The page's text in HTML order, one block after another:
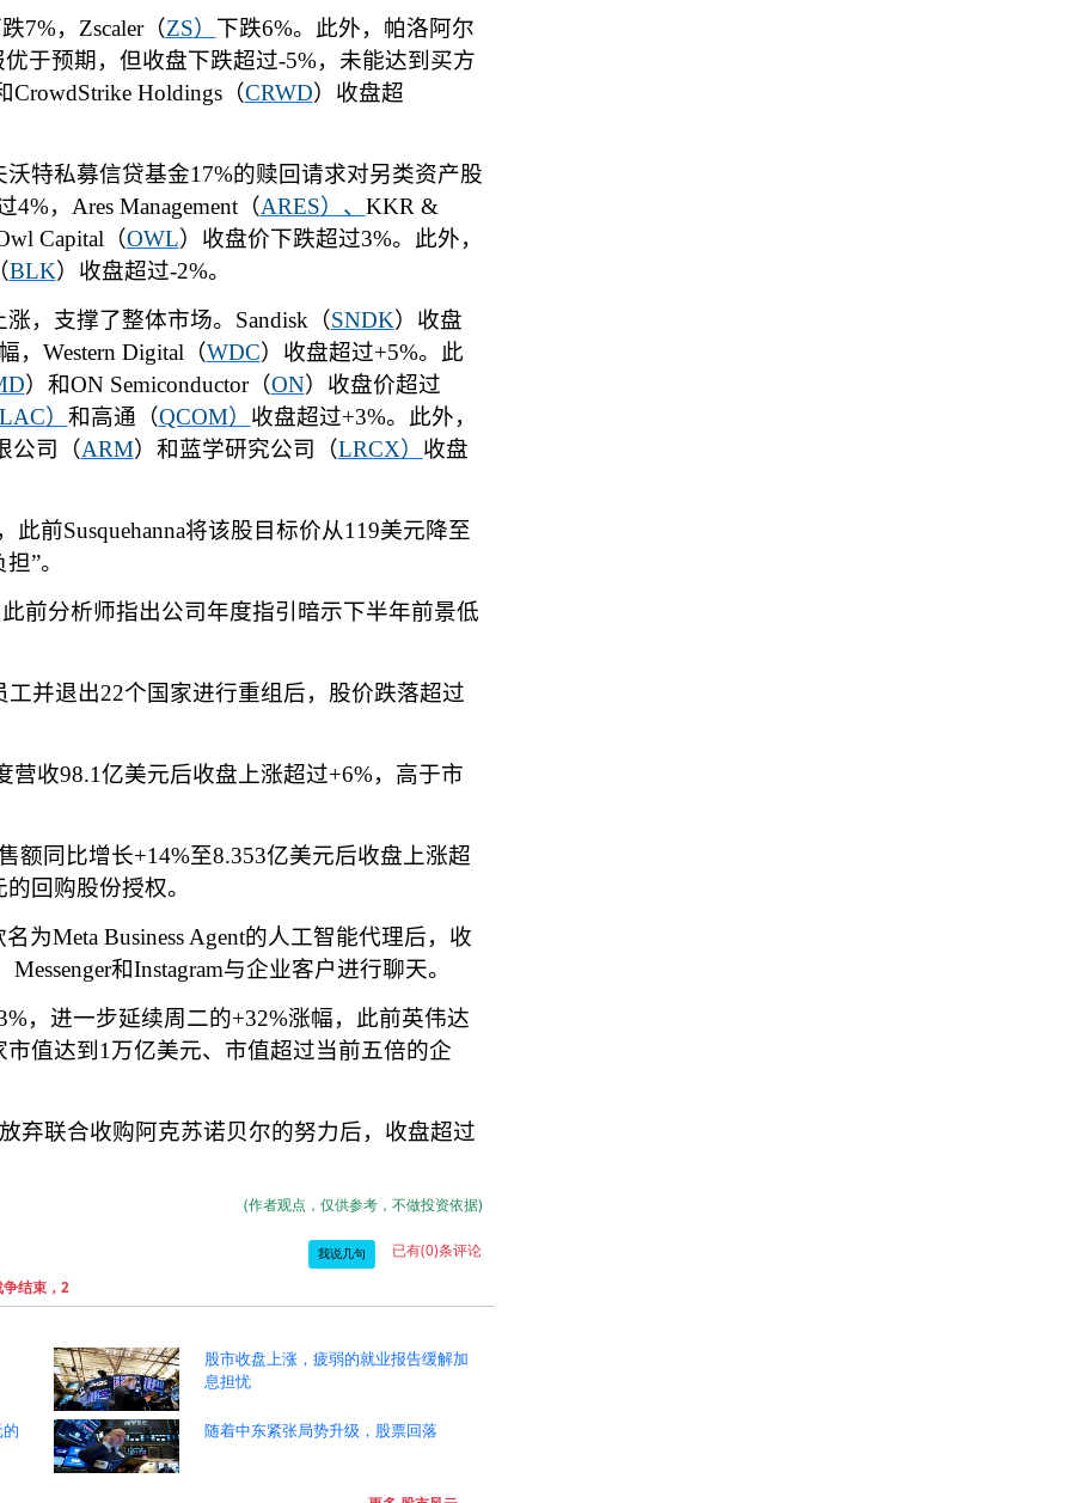
7%， Zscaler（ZS） 下跌6%。此外，帕洛阿尔
于预期，但收盘下跌超过-5%，未能达到买方
CrowdStrike Holdings（CRWD）收盘超
特私募信贷基金17%的赎回请求对另类资产股
4%， Ares Management（ARES）、 KKR &
Capital （OWL）收盘价下跌超过3%。此外，
BLK）收盘超过-2%。
，支撑了整体市场。 Sandisk （SNDK）收盘
， Western Digital （WDC）收盘超过+5%。此
）和ON Semiconductor（ON）收盘价超过
） 和高通（QCOM） 收盘超过+3%。此外，
公司（ARM）和蓝学研究公司（LRCX） 收盘
此前Susquehanna将该股目标价从119美元降至
担”。
前分析师指出公司年度指引暗示下半年前景低
工并退出22个国家进行重组后，股价跌落超过
营收98.1亿美元后收盘上涨超过+6%，高于市
额同比增长+14%至8.353亿美元后收盘上涨超
回购股份授权。
名为Meta Business Agent的人工智能代理后，收
Messenger和Instagram与企业客户进行聊天。
，进一步延续周二的+32%涨幅，此前英伟达
值达到 1 万亿美元、市值超过当前五倍的企
弃联合收购阿克苏诺贝尔的努力后，收盘超过
(作者观点，仅供参考，不做投资依据)
我说几句 已有(0)条评论
结束，2
股市收盘上涨，疲弱的就业报告缓解加
息担忧
随着中东紧张局势升级，股票回落